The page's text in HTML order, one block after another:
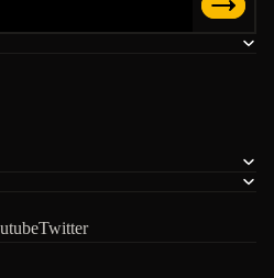
Twitter